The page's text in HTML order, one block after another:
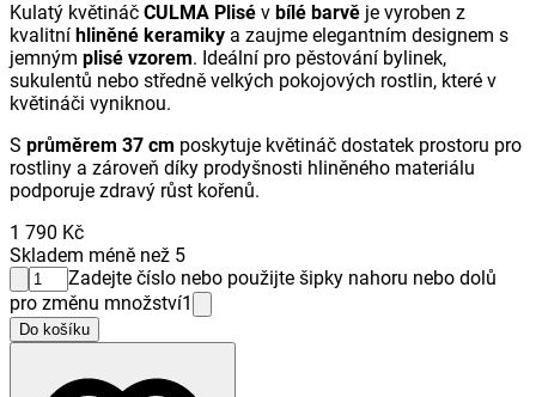
Kulatý květináč CULMA Plisé v bílé barvě je vyroben z
kvalitní hliněné keramiky a zaujme elegantním designem s
jemným plisé vzorem. Ideální pro pěstování bylinek,
sukulentů nebo středně velkých pokojových rostlin, které v
květináči vyniknou.
S průměrem 37 cm poskytuje květináč dostatek prostoru pro
rostliny a zároveň díky prodyšnosti hliněného materiálu
podporuje zdravý růst kořenů.
1 790 Kč
Skladem méně než 5
Zadejte číslo nebo použijte šipky nahoru nebo dolů
pro změnu množství1
Do košíku